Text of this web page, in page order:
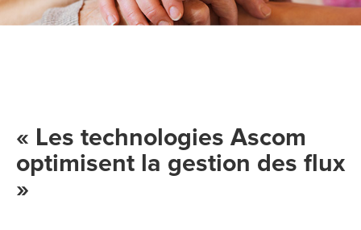
« Les technologies Ascom
optimisent la gestion des flux
»